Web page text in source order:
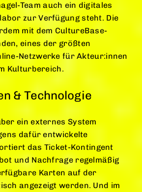
Team auch ein digitales
zur Verfügung steht. Die
mit dem CultureBase-
eines der größten
Netzwerke für Akteur:innen
Kulturbereich.
& Technologie
ein externes System
dafür entwickelte
das Ticket-Kontingent
und Nachfrage regelmäßig
Karten auf der
angezeigt werden. Und im